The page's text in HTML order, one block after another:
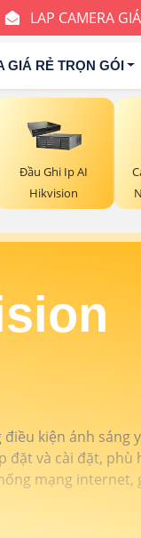
LAP CAMERA
GIÁ RẺ TRỌN GÓI
Đầu Ghi Ip AI
Hikvision
kiện ánh sáng
và cài đặt, phù
mạng